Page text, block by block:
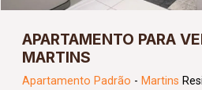
APARTAMENTO PARA
MARTINS
Apartamento Padrão - Martins